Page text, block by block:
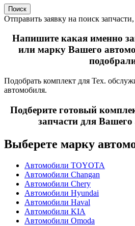
Поиск
Отправить заявку на поиск
Напишите какая именно
или марку Вашего
Подобрать комплект для Тех.
автомобиля.
Подберите готовый
запчасти для
Выберете марку
Автомобили TOYOTA
Автомобили Changan
Автомобили Chery
Автомобили Hyundai
Автомобили Haval
Автомобили KIA
Автомобили Omoda